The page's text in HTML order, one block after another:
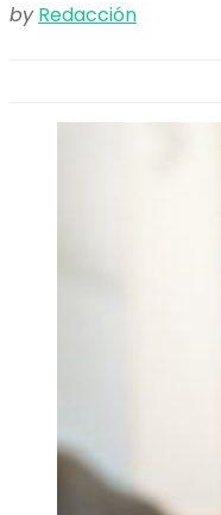
by Redacción